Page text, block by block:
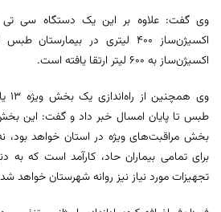
وی گفت: علاوه بر این یک دستگاه سی‌
اکسیژن‌ساز ۴۰۰ لیتری در
اکسیژن‌ساز به ۶۰۰ لیتر ارتقا یافته است.
طبس تا پایان امسال خبر داد و گفت: این
بخش مراقبت‌های ویژه در استان خواهد بود، نه
برای تمامی بیماران حاد، کارآمد است که به
تجهیزات مورد نیاز نیز روانه شهرستان خواهد